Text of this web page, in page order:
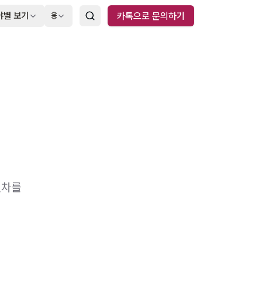
별 보기 🌐 카톡으로 문의하기
를